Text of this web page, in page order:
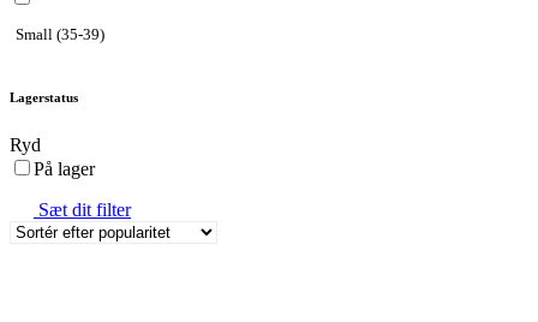
Small (35-39)
Lagerstatus
Ryd
På lager
Sæt dit filter